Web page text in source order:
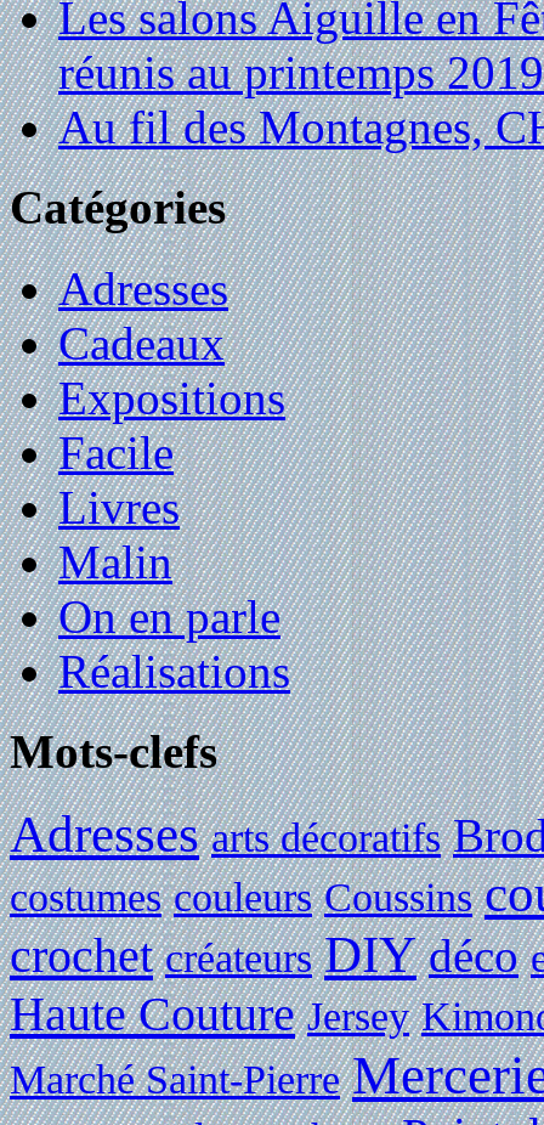
Les salons Aiguille en
réunis au printemps 2019
Au fil des Montagnes,
Catégories
Adresses
Cadeaux
Expositions
Facile
Livres
Malin
On en parle
Réalisations
Mots-clefs
Adresses arts décoratifs
costumes couleurs Coussins
crochet créateurs DIY déco
Haute Couture Jersey
Marché Saint-Pierre